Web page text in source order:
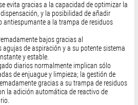
evita gracias a la capacidad de optimizar la
y la posibilidad de añadir
antiespumante a la trampa de residuos
bajos gracias al
agujas de aspiración y a su potente sistema
y estable.
diarios normalmente implican sólo
de enjuague y limpieza; la gestión de
gracias a su trampa de residuos
la adición automática de reactivo de